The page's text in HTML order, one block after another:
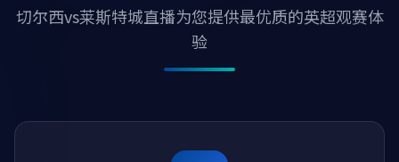
切尔西vs莱斯特城直播为您提供最优质的英超观赛体
验